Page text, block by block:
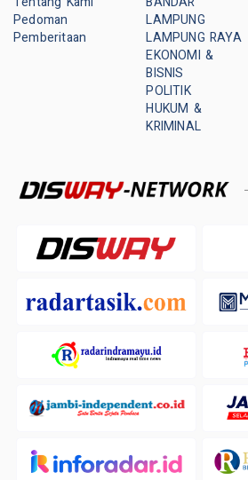
Pedoman
Pemberitaan
LAMPUNG
LAMPUNG RAYA
EKONOMI &
BISNIS
POLITIK
HUKUM &
KRIMINAL